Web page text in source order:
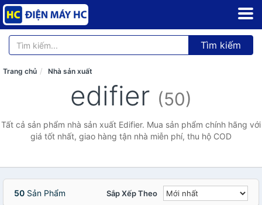
Tìm kiếm
Trang chủ Nhà sản xuất
edifier (50)
Tất cả sản phẩm nhà sản xuất Edifier. Mua sản phẩm chính hãng với
giá tốt nhất, giao hàng tận nhà miễn phí, thu hộ COD
50 Sản Phẩm Sắp Xếp Theo